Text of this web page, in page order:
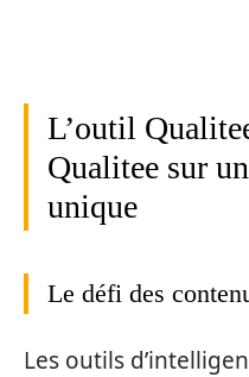
L’outil
Qualitee sur
unique
Le défi des
Les outils